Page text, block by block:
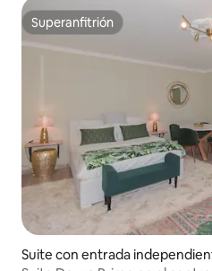
Superanfitrión
Superanfitrión
Suite con entrada